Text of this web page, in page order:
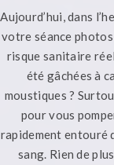
Aujourd’hui, dans
votre séance
risque sanitaire
été gâchées à
moustiques ?
pour vous
rapidement entouré
sang. Rien de